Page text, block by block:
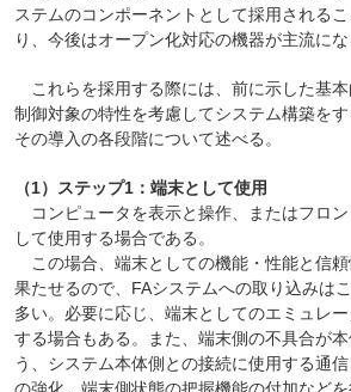
ステムのコンポーネントとして採用される
り、今後はオープン化対応の機器が主流にな
これらを採用する際には、前に示した基本
制御対象の特性を考慮してシステム構築をす
その導入の各段階について述べる。
（1）ステップ1：端末として使用
コンピュータを表示と操作、またはフロン
して使用する場合である。
この場合、端末としての機能・性能と信
果たせるので、FAシステムへの取り込みは
多い。必要に応じ、端末としてのエミュレ
する場合もある。また、端末側の不具合が
う、システム本体側との接続に使用する通